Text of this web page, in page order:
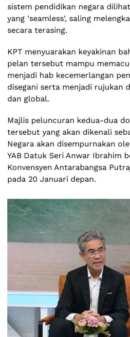
sistem pendidikan negara
yang 'seamless', saling
secara terasing.
KPT menyuarakan keyakinan
pelan tersebut mampu
menjadi hab kecemerlangan
disegani serta menjadi rujukan
dan global.
Majlis peluncuran kedua-dua
tersebut yang akan dikenali
Negara akan disempurnakan
YAB Datuk Seri Anwar Ibrahim
Konvensyen Antarabangsa
pada 20 Januari depan.